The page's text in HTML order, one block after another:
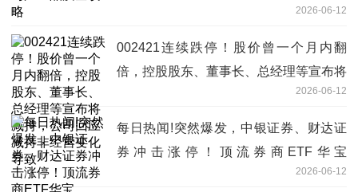
2026-06-12
002421连续跌停！股价曾一个月内翻
倍，控股股东、董事长、总经理等宣布将
减持，公司回应减持非经营变化导致2026-06-12
每日热闻!突然爆发，中银证券、财达证
券冲击涨停！顶流券商ETF华宝
（512000）涨超3%，单日再度吸金1.15
2026-06-12